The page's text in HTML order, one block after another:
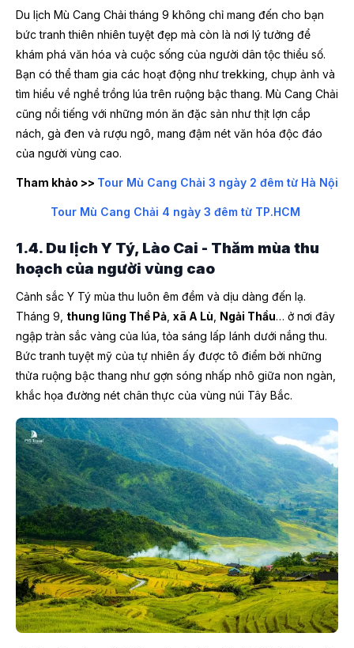
Du lịch Mù Cang Chải tháng 9 không chỉ mang đến cho bạn
bức tranh thiên nhiên tuyệt đẹp mà còn là nơi lý tưởng để
khám phá văn hóa và cuộc sống của người dân tộc thiểu số.
Bạn có thể tham gia các hoạt động như trekking, chụp ảnh và
tìm hiểu về nghề trồng lúa trên ruộng bậc thang. Mù Cang Chải
cũng nổi tiếng với những món ăn đặc sản như thịt lợn cắp
nách, gà đen và rượu ngô, mang đậm nét văn hóa độc đáo
của người vùng cao.
Tham khảo >> Tour Mù Cang Chải 3 ngày 2 đêm từ Hà Nội
Tour Mù Cang Chải 4 ngày 3 đêm từ TP.HCM
1.4. Du lịch Y Tý, Lào Cai - Thăm mùa thu
hoạch của người vùng cao
Cảnh sắc Y Tý mùa thu luôn êm đềm và dịu dàng đến lạ.
Tháng 9, thung lũng Thề Pả xã A Lù Ngải Thầu… ở nơi đây
ngập tràn sắc vàng của lúa, tỏa sáng lấp lánh dưới nắng thu.
Bức tranh tuyệt mỹ của tự nhiên ấy được tô điểm bởi những
thửa ruộng bậc thang như gợn sóng nhấp nhô giữa non ngàn,
khắc họa đường nét chân thực của vùng núi Tây Bắc.